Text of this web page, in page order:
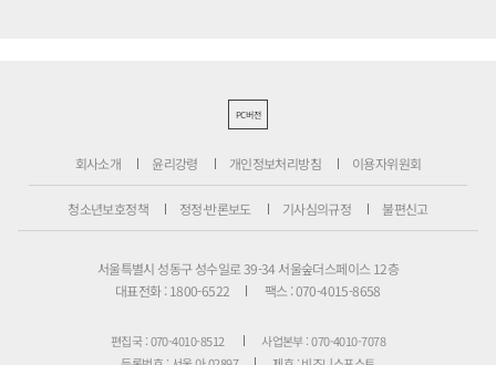
PC버전
회사소개 윤리강령 개인정보처리방침 이용자위원회
청소년보호정책 정정·반론보도 기사심의규정 불편신고
서울특별시 성동구 성수일로 39-34 서울숲더스페이스 12층
대표전화 : 1800-6522
팩스 : 070-4015-8658
편집국 : 070-4010-8512
사업본부 : 070-4010-7078